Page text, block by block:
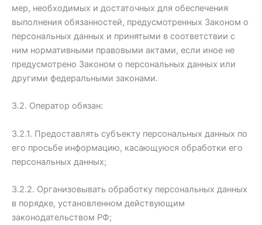
мер, необходимых и достаточных для обеспечения
выполнения обязанностей, предусмотренных Законом о
персональных данных и принятыми в соответствии с
ним нормативными правовыми актами, если иное не
предусмотрено Законом о персональных данных или
другими федеральными законами.
3.2. Оператор обязан:
3.2.1. Предоставлять субъекту персональных данных по
его просьбе информацию, касающуюся обработки его
персональных данных;
3.2.2. Организовывать обработку персональных данных
в порядке, установленном действующим
законодательством РФ;